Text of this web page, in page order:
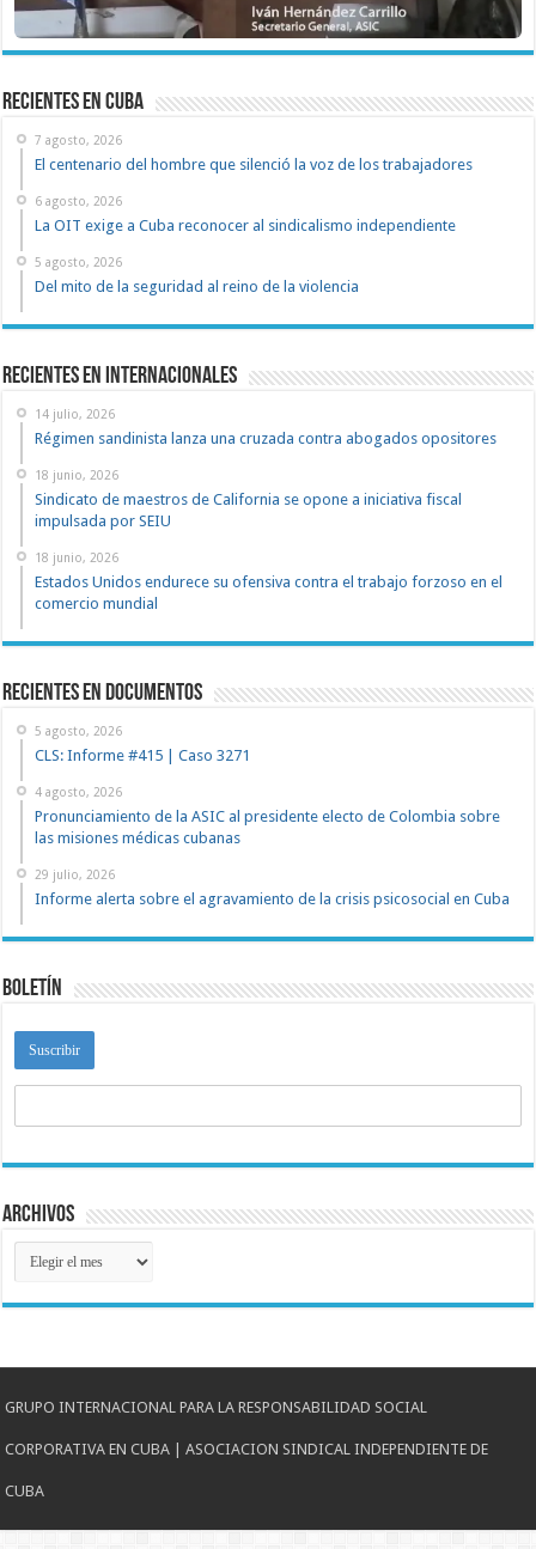
recientes en cuba
7 agosto, 2026
El centenario del hombre que silenció la voz de los trabajadores
6 agosto, 2026
La OIT exige a Cuba reconocer al sindicalismo independiente
5 agosto, 2026
Del mito de la seguridad al reino de la violencia
Recientes en Internacionales
14 julio, 2026
Régimen sandinista lanza una cruzada contra abogados opositores
18 junio, 2026
Sindicato de maestros de California se opone a iniciativa fiscal
impulsada por SEIU
18 junio, 2026
Estados Unidos endurece su ofensiva contra el trabajo forzoso en el
comercio mundial
recientes en documentos
5 agosto, 2026
CLS: Informe #415 | Caso 3271
4 agosto, 2026
Pronunciamiento de la ASIC al presidente electo de Colombia sobre
las misiones médicas cubanas
29 julio, 2026
Informe alerta sobre el agravamiento de la crisis psicosocial en Cuba
Boletín
Archivos
Archivos
GRUPO INTERNACIONAL PARA LA RESPONSABILIDAD SOCIAL
CORPORATIVA EN CUBA | ASOCIACION SINDICAL INDEPENDIENTE DE
CUBA